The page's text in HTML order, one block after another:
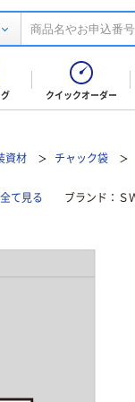
クイックオーダー
資材 チャック袋
て見る ブランド Ｓ